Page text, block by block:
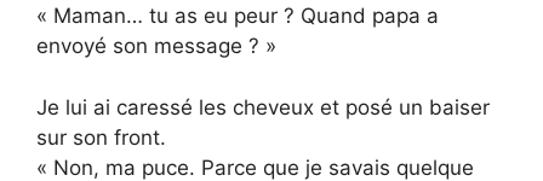
« Maman… tu as eu peur ? Quand papa a
envoyé son message ? »
Je lui ai caressé les cheveux et posé un baiser
sur son front.
« Non, ma puce. Parce que je savais quelque